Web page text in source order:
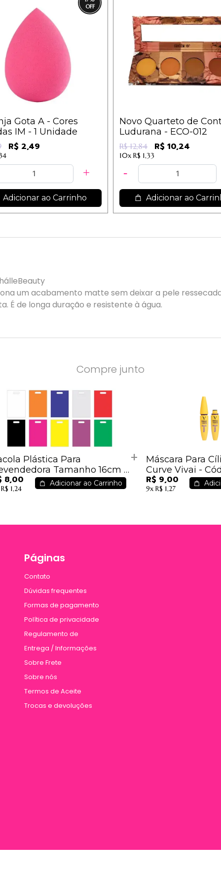
Gota A - Cores
IM - 1 Unidade
R$ 2,49
Adicionar ao Carrinho
Novo Quarteto de
Ludurana - ECO-012
R$ 12,84 R$ 10,24
10x R$ 1,33
Adicionar ao
um acabamento matte sem deixar a pele
É de longa duração e resistente à água.
Compre junto
Plástica Para
Tamanho 16cm x
- 25 unidades
8,00
R$ 1,24
Adicionar ao Carrinho
Máscara Para
Curve Vivai -
R$ 9,00
9x R$ 1,27
Páginas
Contato
Dúvidas frequentes
Formas de pagamento
Política de privacidade
Regulamento de
Entrega / Informações
Sobre Frete
Sobre nós
Termos de Aceite
Trocas e devoluções